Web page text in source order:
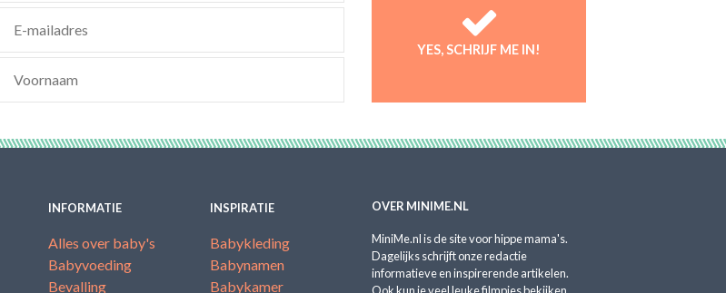
YES, SCHRIJF ME IN!
INFORMATIE
Alles over baby's
Babyvoeding
Bevalling
INSPIRATIE
Babykleding
Babynamen
Babykamer
OVER MINIME.NL
MiniMe.nl is de site voor hippe mama's.
Dagelijks schrijft onze redactie
informatieve en inspirerende artikelen.